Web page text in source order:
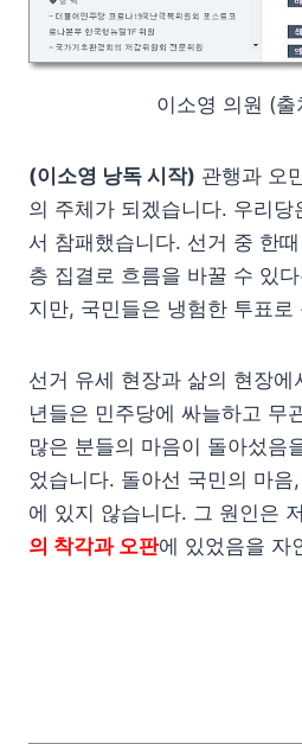
이소영 의원 (출
(이소영 낭독 시작) 관행과 오
의 주체가 되겠습니다. 우리당
서 참패했습니다. 선거 중 한
층 집결로 흐름을 바꿀 수 있
지만, 국민들은 냉험한 투표로
선거 유세 현장과 삶의 현장
년들은 민주당에 싸늘하고 무
많은 분들의 마음이 돌아섰음
었습니다. 돌아선 국민의 마
에 있지 않습니다. 그 원인은
의 착각과 오판에 있었음을 자